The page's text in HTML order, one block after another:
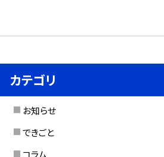
カテゴリ
お知らせ
できごと
コラム